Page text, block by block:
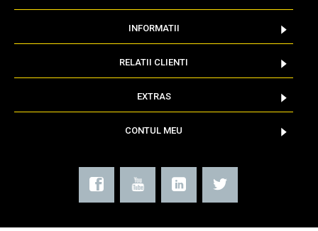
INFORMATII
RELATII CLIENTI
EXTRAS
CONTUL MEU